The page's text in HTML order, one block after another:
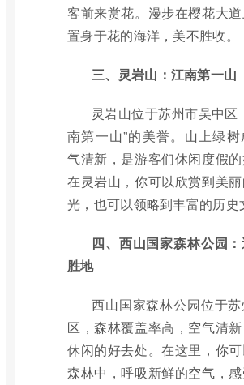
客前来赏花。漫步在樱花大
置身于花的海洋，美不胜收。
三、灵岩山：江南第一山
灵岩山位于苏州市吴中区
南第一山”的美誉。山上绿
气清新，是游客们休闲度假的
在灵岩山，你可以欣赏到美
光，也可以领略到丰富的历史
四、西山国家森林公园
胜地
西山国家森林公园位于
区，森林覆盖率高，空气清
休闲的好去处。在这里，你
森林中，呼吸新鲜的空气，